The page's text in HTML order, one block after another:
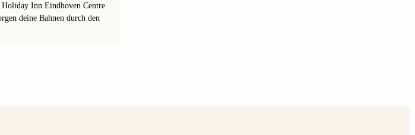
Inn Eindhoven Centre
deine Bahnen durch den